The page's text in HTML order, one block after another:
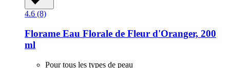
4.6 (8)
Florame Eau Florale de Fleur d'Oranger, 200
ml
Pour tous les types de peau